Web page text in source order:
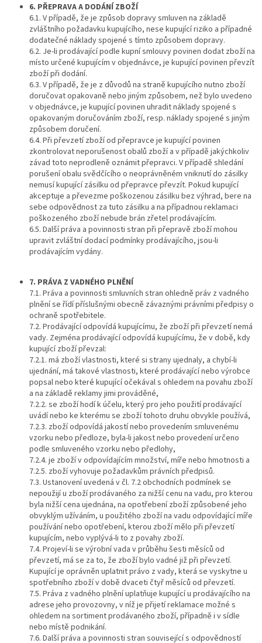
6. PŘEPRAVA A DODÁNÍ ZBOŽÍ
6.1. V případě, že je způsob dopravy smluven na základě
zvláštního požadavku kupujícího, nese kupující riziko a případné
dodatečné náklady spojené s tímto způsobem dopravy.
6.2. Je-li prodávající podle kupní smlouvy povinen dodat zboží na
místo určené kupujícím v objednávce, je kupující povinen převzít
zboží při dodání.
6.3. V případě, že je z důvodů na straně kupujícího nutno zboží
doručovat opakovaně nebo jiným způsobem, než bylo uvedeno
v objednávce, je kupující povinen uhradit náklady spojené s
opakovaným doručováním zboží, resp. náklady spojené s jiným
způsobem doručení.
6.4. Při převzetí zboží od přepravce je kupující povinen
zkontrolovat neporušenost obalů zboží a v případě jakýchkoliv
závad toto neprodleně oznámit přepravci. V případě shledání
porušení obalu svědčícího o neoprávněném vniknutí do zásilky
nemusí kupující zásilku od přepravce převzít. Pokud kupující
akceptuje a převezme poškozenou zásilku bez výhrad, bere na
sebe odpovědnost za tuto zásilku a na případnou reklamaci
poškozeného zboží nebude brán zřetel prodávajícím.
6.5. Další práva a povinnosti stran při přepravě zboží mohou
upravit zvláštní dodací podmínky prodávajícího, jsou-li
prodávajícím vydány.
7. PRÁVA Z VADNÉHO PLNĚNÍ
7.1. Práva a povinnosti smluvních stran ohledně práv z vadného
plnění se řídí příslušnými obecně závaznými právními předpisy o
ochraně spotřebitele.
7.2. Prodávající odpovídá kupujícímu, že zboží při převzetí nemá
vady. Zejména prodávající odpovídá kupujícímu, že v době, kdy
kupující zboží převzal:
7.2.1. má zboží vlastnosti, které si strany ujednaly, a chybí-li
ujednání, má takové vlastnosti, které prodávající nebo výrobce
popsal nebo které kupující očekával s ohledem na povahu zboží
a na základě reklamy jimi prováděné,
7.2.2. se zboží hodí k účelu, který pro jeho použití prodávající
uvádí nebo ke kterému se zboží tohoto druhu obvykle používá,
7.2.3. zboží odpovídá jakostí nebo provedením smluvenému
vzorku nebo předloze, byla-li jakost nebo provedení určeno
podle smluveného vzorku nebo předlohy,
7.2.4. je zboží v odpovídajícím množství, míře nebo hmotnosti a
7.2.5. zboží vyhovuje požadavkům právních předpisů.
7.3. Ustanovení uvedená v čl. 7.2 obchodních podmínek se
nepoužijí u zboží prodávaného za nižší cenu na vadu, pro kterou
byla nižší cena ujednána, na opotřebení zboží způsobené jeho
obvyklým užíváním, u použitého zboží na vadu odpovídající míře
používání nebo opotřebení, kterou zboží mělo při převzetí
kupujícím, nebo vyplývá-li to z povahy zboží.
7.4. Projeví-li se výrobní vada v průběhu šesti měsíců od
převzetí, má se za to, že zboží bylo vadné již při převzetí.
Kupující je oprávněn uplatnit právo z vady, která se vyskytne u
spotřebního zboží v době dvaceti čtyř měsíců od převzetí.
7.5. Práva z vadného plnění uplatňuje kupující u prodávajícího na
adrese jeho provozovny, v níž je přijetí reklamace možné s
ohledem na sortiment prodávaného zboží, případně i v sídle
nebo místě podnikání.
7.6. Další práva a povinnosti stran související s odpovědností